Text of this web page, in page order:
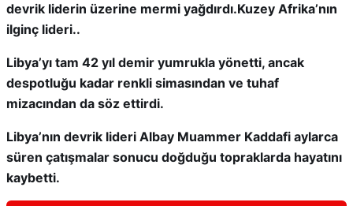
devrik liderin üzerine mermi yağdırdı.Kuzey Afrika’nın
ilginç lideri..
Libya’yı tam 42 yıl demir yumrukla yönetti, ancak
despotluğu kadar renkli simasından ve tuhaf
mizacından da söz ettirdi.
Libya’nın devrik lideri Albay Muammer Kaddafi aylarca
süren çatışmalar sonucu doğduğu topraklarda hayatını
kaybetti.